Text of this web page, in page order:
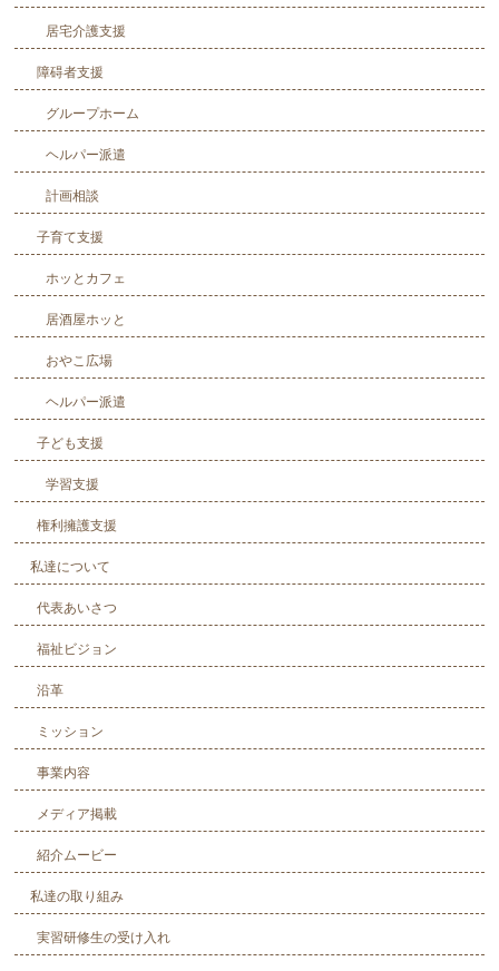
居宅介護支援
障碍者支援
グループホーム
ヘルパー派遣
計画相談
子育て支援
ホッとカフェ
居酒屋ホッと
おやこ広場
ヘルパー派遣
子ども支援
学習支援
権利擁護支援
私達について
代表あいさつ
福祉ビジョン
沿革
ミッション
事業内容
メディア掲載
紹介ムービー
私達の取り組み
実習研修生の受け入れ